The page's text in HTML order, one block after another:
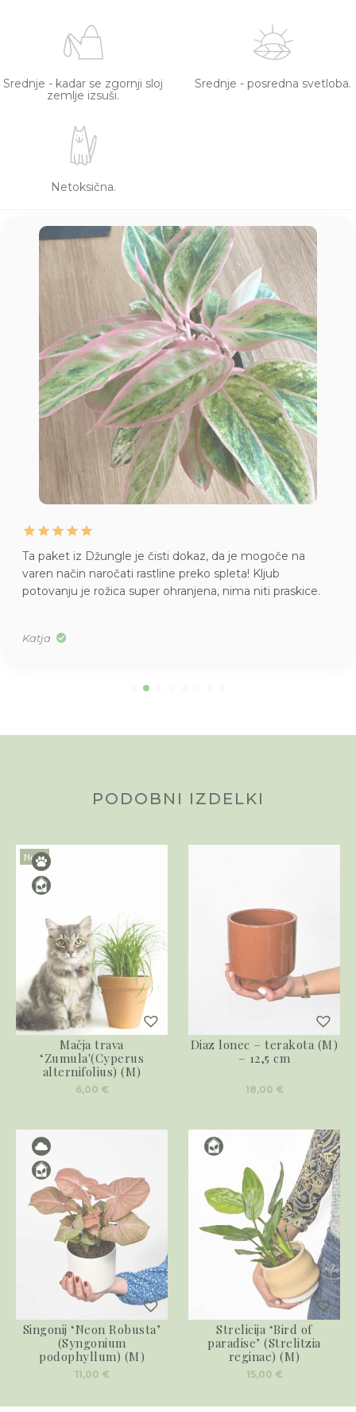
Srednje - kadar se zgornji sloj
zemlje izsuši.
Srednje - posredna svetloba.
Netoksična.
Ta paket iz Džungle je čisti dokaz, da je mogoče na
varen način naročati rastline preko spleta! Kljub
potovanju je rožica super ohranjena, nima niti praskice.
Katja
PODOBNI IZDELKI
Novo
Mačja trava
‘Zumula'(Cyperus
alternifolius) (M)
6,00 €
Diaz lonec – terakota (M)
– 12,5 cm
18,00 €
Singonij ‘Neon Robusta’
(Syngonium
podophyllum) (M)
11,00 €
Strelicija ‘Bird of
paradise’ (Strelitzia
reginae) (M)
15,00 €